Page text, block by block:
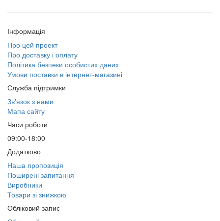
Інформація
Про цей проект
Про доставку і оплату
Політика безпеки особистих даних
Умови поставки в інтернет-магазині
Служба підтримки
Зв'язок з нами
Мапа сайту
Часи роботи
09:00-18:00
Додатково
Наша пропозиція
Поширені запитання
Виробники
Товари зі знижкою
Обліковий запис